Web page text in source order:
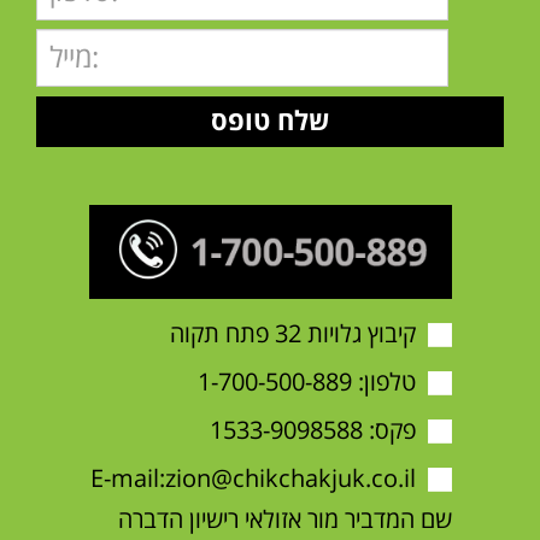
קיבוץ גלויות 32 פתח תקוה
טלפון:1-700-500-889
פקס: 1533-9098588
E-mail:zion@chikchakjuk.co.il
שם המדביר מור אזולאי רישיון הדברה